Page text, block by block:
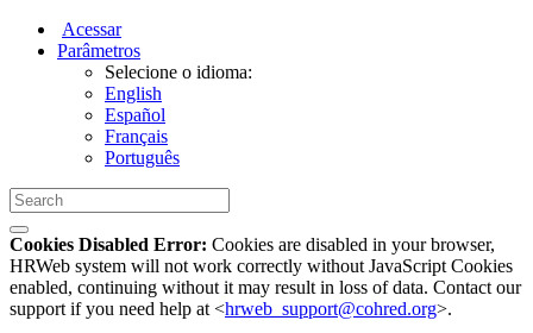
Acessar
Parâmetros
Selecione o idioma:
English
Español
Français
Português
Cookies Disabled Error: Cookies are disabled in your browser,
HRWeb system will not work correctly without JavaScript Cookies
enabled, continuing without it may result in loss of data. Contact our
support if you need help at <hrweb_support@cohred.org>.